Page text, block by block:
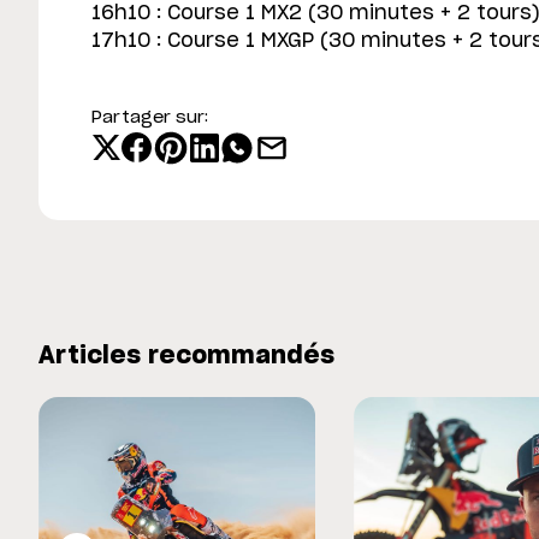
16h10 : Course 1 MX2 (30 minutes + 2 tours)
17h10 : Course 1 MXGP (30 minutes + 2
Partager sur:
Articles recommandés